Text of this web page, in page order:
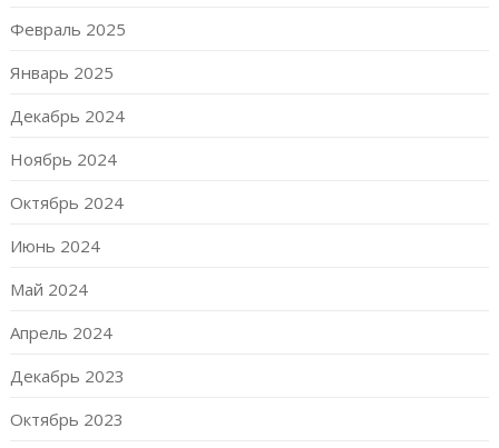
Февраль 2025
Январь 2025
Декабрь 2024
Ноябрь 2024
Октябрь 2024
Июнь 2024
Май 2024
Апрель 2024
Декабрь 2023
Октябрь 2023